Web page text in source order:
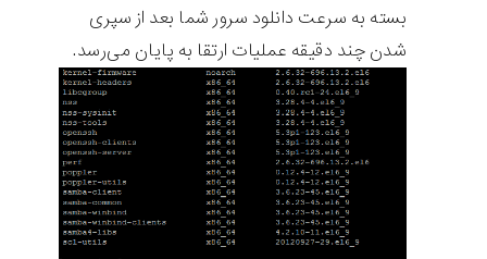
بسته به سرعت دانلود سرور شما بعد از سپری
شدن چند دقیقه عملیات ارتقا به پایان می‌رسد.